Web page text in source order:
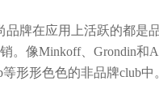
品牌在应用上活跃的都是
。像Minkoff、Grondin
等形形色色的非品牌club中